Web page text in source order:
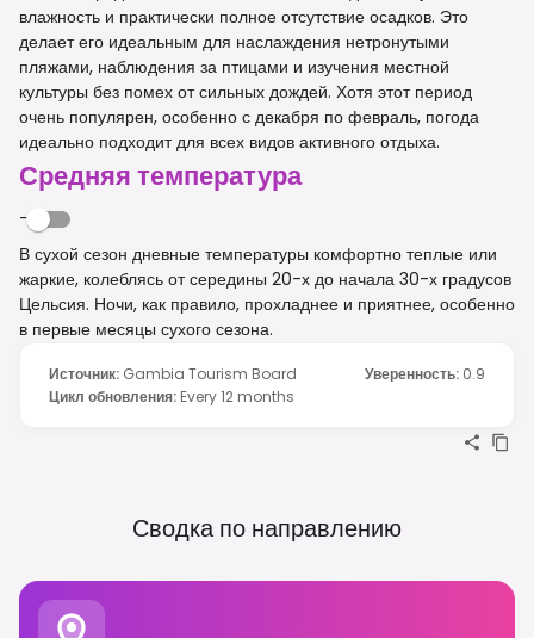
влажность и практически полное отсутствие осадков. Это
делает его идеальным для наслаждения нетронутыми
пляжами, наблюдения за птицами и изучения местной
культуры без помех от сильных дождей. Хотя этот период
очень популярен, особенно с декабря по февраль, погода
идеально подходит для всех видов активного отдыха.
Средняя температура
-
В сухой сезон дневные температуры комфортно теплые или
жаркие, колеблясь от середины 20-х до начала 30-х градусов
Цельсия. Ночи, как правило, прохладнее и приятнее, особенно
в первые месяцы сухого сезона.
Источник: Gambia Tourism Board Уверенность: 0.9
Цикл обновления: Every 12 months
Сводка по направлению